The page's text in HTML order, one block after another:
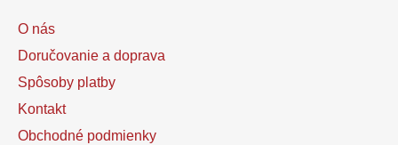
O nás
Doručovanie a doprava
Spôsoby platby
Kontakt
Obchodné podmienky